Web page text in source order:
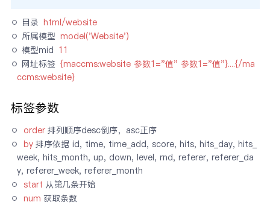
目录 html/website
所属模型 model('Website')
模型mid 11
网址标签 {maccms:website 参数1="值" 参数1="值"}....{/ma
ccms:website}
标签参数
order 排列顺序desc倒序，asc正序
by 排序依据 id, time, time_add, score, hits, hits_day, hits_
week, hits_month, up, down, level, rnd, referer, referer_da
y, referer_week, referer_month
start 从第几条开始
num 获取条数